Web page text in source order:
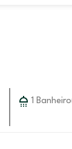
1